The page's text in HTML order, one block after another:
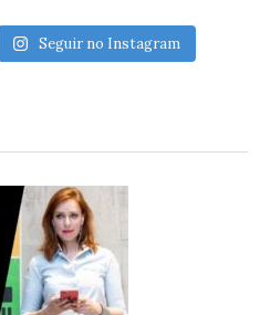
Seguir no Instagram